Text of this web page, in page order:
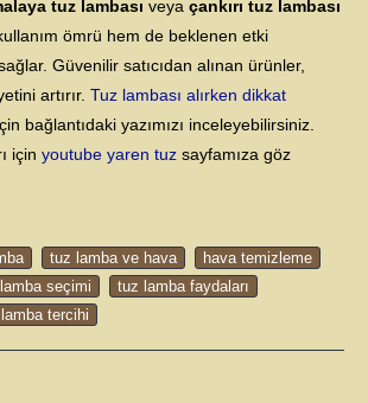
tuz lambası veya çankırı tuz lambası
ömrü hem de beklenen etki
Güvenilir satıcıdan alınan ürünler,
artırır. Tuz lambası alırken dikkat
bağlantıdaki yazımızı inceleyebilirsiniz.
için youtube yaren tuz sayfamıza göz
tuz lamba ve hava
hava temizleme
seçimi
tuz lamba faydaları
tercihi